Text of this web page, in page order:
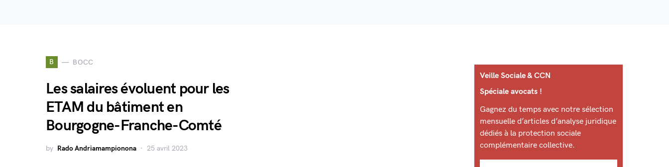
B BOCC
Les salaires évoluent pour les
ETAM du bâtiment en
Bourgogne-Franche-Comté
by Rado Andriamampionona 25 avril 2023
Veille Sociale & CCN
Spéciale avocats !
Gagnez du temps avec notre sélection
mensuelle d’articles d’analyse juridique
dédiés à la protection sociale
complémentaire collective.